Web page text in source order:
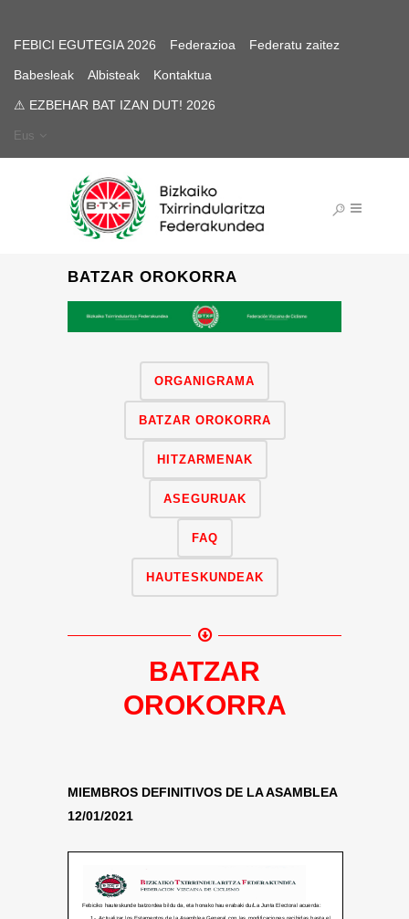
FEBICI EGUTEGIA 2026 Federazioa Federatu zaitez
Babesleak Albisteak Kontaktua
⚠ EZBEHAR BAT IZAN DUT! 2026
Eus
BATZAR OROKORRA
ORGANIGRAMA
BATZAR OROKORRA
HITZARMENAK
ASEGURUAK
FAQ
HAUTESKUNDEAK
BATZAR
OROKORRA
MIEMBROS DEFINITIVOS DE LA ASAMBLEA
12/01/2021